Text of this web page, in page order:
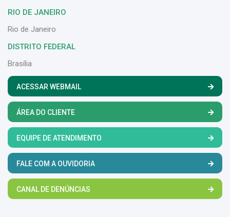
RIO DE JANEIRO
Rio de Janeiro
DISTRITO FEDERAL
Brasília
ACESSAR WEBMAIL
ÁREA DO CLIENTE
EQUIPE DE ATENDIMENTO
FALE COM A OUVIDORIA
CANAL DE DENÚNCIAS